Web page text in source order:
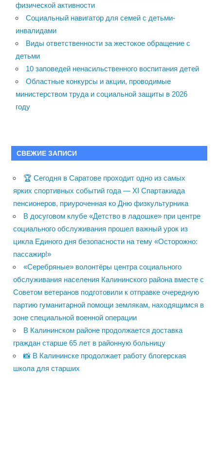
физической активности
Социальный навигатор для семей с детьми-
инвалидами
Виды ответственности за жестокое обращение с
детьми
10 заповедей ненасильственного воспитания детей
Областные конкурсы и акции, проводимые
министерством труда и социальной защиты в 2026
году
СВЕЖИЕ ЗАПИСИ
🏆 Сегодня в Саратове проходит одно из самых
ярких спортивных событий года — XI Спартакиада
пенсионеров, приуроченная ко Дню физкультурника
В досуговом клубе «Детство в ладошке» при центре
социального обслуживания прошел важный урок из
цикла Единого дня безопасности на тему «Осторожно:
пассажир!»
«Серебряные» волонтёры центра социального
обслуживания населения Калининского района вместе с
Советом ветеранов подготовили к отправке очередную
партию гуманитарной помощи землякам, находящимся в
зоне специальной военной операции
В Калининском районе продолжается доставка
граждан старше 65 лет в районную больницу
📸 В Калининске продолжает работу блогерская
школа для старших